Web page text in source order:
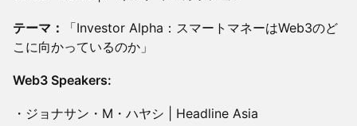
テーマ：
「Investor Alpha：スマートマネーはWeb3のど
こに向かっているのか」
Web3 Speakers:
・ジョナサン・M・ハヤシ | Headline Asia